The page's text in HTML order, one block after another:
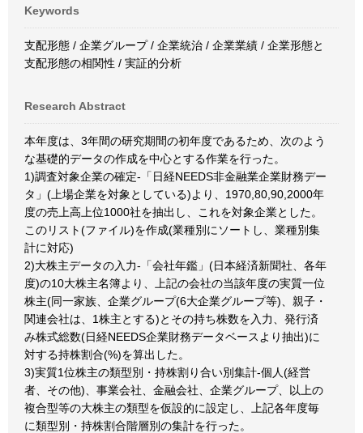
Keywords
支配形態 / 企業グループ / 企業統治 / 企業業績 / 企業形態と
支配形態の相関性 / 実証的分析
Research Abstract
本年度は、3年間の研究期間の初年度であるため、次のよう
な基礎的データの作成を中心とする作業を行った。
1)調査対象企業の確定-「日経NEEDS非金融業企業財務デー
タ」(上場企業を対象としている)より、1970,80,90,2000年
度の売上高上位1000社を抽出し、これを対象企業とした。
このリスト(ファイル)を作成(業種別にソートし、業種別集
計に対応)
2)大株主データの入力-「会社年鑑」(日本経済新聞社、各年
度)の10大株主名簿より、上記の会社の当該年度の実質一位
株主(同一家族、企業グループ(6大企業グループ等)、親子・
関連会社は、1株主とする)とその持ち株数を入力、発行済
み株式総数(日経NEEDS企業財務データベースより抽出)に
対する持株割合(%)を算出した。
3)実質1位株主の類型別・持株割り合い別集計-個人(経営
者、その他)、事業会社、金融会社、企業グループ、以上の
複合型等の大株主の類型を仮設的に設定し、上記各年度毎
に類型別・持株割合階層別の集計を行った。